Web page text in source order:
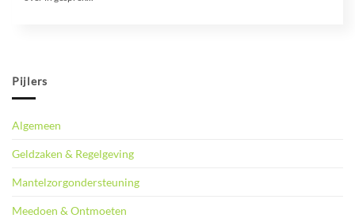
Pijlers
Algemeen
Geldzaken & Regelgeving
Mantelzorgondersteuning
Meedoen & Ontmoeten